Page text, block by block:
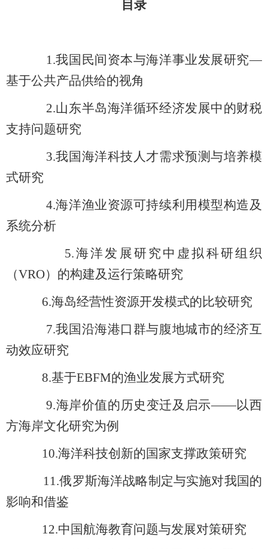
目录
1.我国民间资本与海洋事业发展研究—
基于公共产品供给的视角
2.山东半岛海洋循环经济发展中的财税
支持问题研究
3.我国海洋科技人才需求预测与培养模
式研究
4.海洋渔业资源可持续利用模型构造及
系统分析
5.海洋发展研究中虚拟科研组织
（VRO）的构建及运行策略研究
6.海岛经营性资源开发模式的比较研究
7.我国沿海港口群与腹地城市的经济互
动效应研究
8.基于EBFM的渔业发展方式研究
9.海岸价值的历史变迁及启示——以西
方海岸文化研究为例
10.海洋科技创新的国家支撑政策研究
11.俄罗斯海洋战略制定与实施对我国的
影响和借鉴
12.中国航海教育问题与发展对策研究